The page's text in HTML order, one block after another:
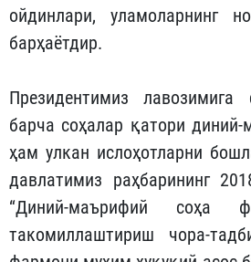
ойдинлари, уламоларнинг
барҳаётдир.
Президентимиз
барча соҳалар қатори
ҳам улкан ислоҳотларни
давлатимиз раҳбарининг
“Диний-маърифий соҳа
такомиллаштириш чора-